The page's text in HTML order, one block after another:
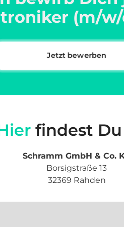
(m/
Jetzt bewerben
findest
Schramm GmbH & Co.
Borsigstraße 13
32369 Rahden